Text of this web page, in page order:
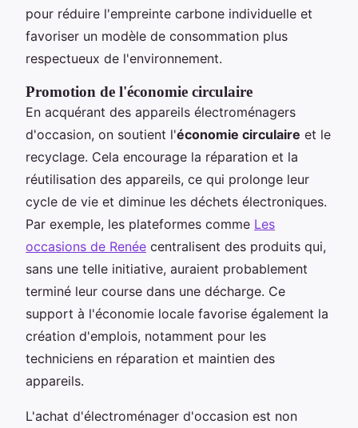
pour réduire l'empreinte carbone individuelle et
favoriser un modèle de consommation plus
respectueux de l'environnement.
Promotion de l'économie circulaire
En acquérant des appareils électroménagers
d'occasion, on soutient l'économie circulaire et le
recyclage. Cela encourage la réparation et la
réutilisation des appareils, ce qui prolonge leur
cycle de vie et diminue les déchets électroniques.
Par exemple, les plateformes comme Les
occasions de Renée centralisent des produits qui,
sans une telle initiative, auraient probablement
terminé leur course dans une décharge. Ce
support à l'économie locale favorise également la
création d'emplois, notamment pour les
techniciens en réparation et maintien des
appareils.
L'achat d'électroménager d'occasion est non